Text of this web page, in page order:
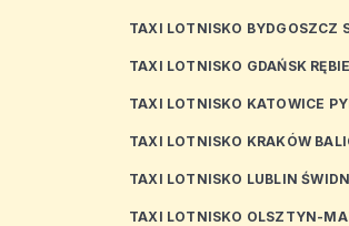
TAXI LOTNISKO BYDGOSZCZ
TAXI LOTNISKO GDAŃSK
TAXI LOTNISKO KATOWICE
TAXI LOTNISKO KRAKÓW
TAXI LOTNISKO LUBLIN
TAXI LOTNISKO OLSZTYN-